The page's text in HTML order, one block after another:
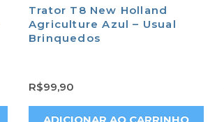
Trator T8 New Holland
Agriculture Azul – Usual
Brinquedos
R$99,90
ADICIONAR AO CARRINHO